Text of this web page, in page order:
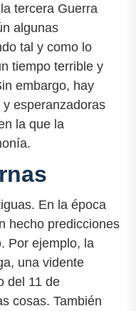
tercera Guerra
algunas
tal y como lo
tiempo terrible y
embargo, hay
esperanzadoras
la que la
En la época
hecho predicciones
Por ejemplo, la
una vidente
del 11 de
cosas. También